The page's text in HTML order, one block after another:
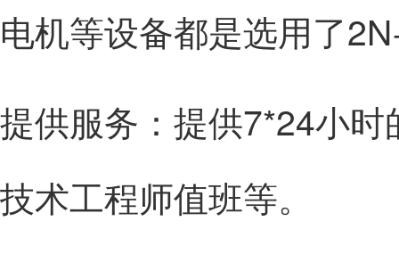
电机等设备都是选用了
提供服务：提供7*24小
技术工程师值班等。